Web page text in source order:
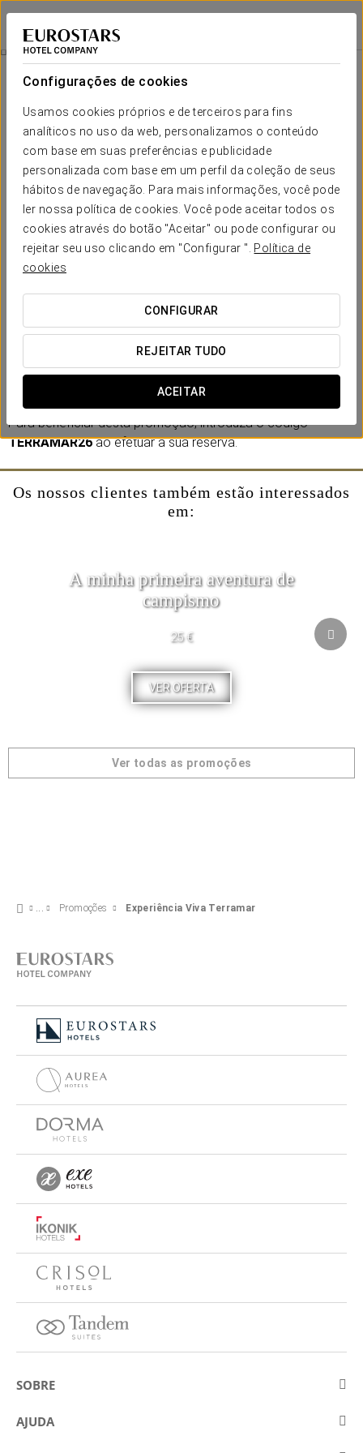
Configurações de cookies
Usamos cookies próprios e de terceiros para fins
analíticos no uso da web, personalizamos o conteúdo
com base em suas preferências e publicidade
personalizada com base em um perfil da coleção de seus
hábitos de navegação. Para mais informações, você pode
ler nossa política de cookies. Você pode aceitar todos os
cookies através do botão "Aceitar" ou pode configurar ou
rejeitar seu uso clicando em "Configurar ". Política de
cookies
CONFIGURAR
REJEITAR TUDO
ACEITAR
Eurostars Sitges
BARCELONA - SITGES
Experiência Viva Terramar
20% de desconto na sua estadia
Experiência Viva Terramar
De 31 de julho a 12 de agosto, viva a nova edição do
Festival Terramar hospedando-se no Eurostars Sitges e
aproveite um desconto de 20% na sua estadia. A
oportunidade perfeita para desfrutar do festival com o
Para beneficiar desta promoção, introduza o código
TERRAMAR26ao efetuar a sua reserva.
Os nossos clientes também estão interessados
em:
A minha primeira aventura de
campismo
25 €
VER OFERTA
Ver todas as promoções
Promoções Experiência Viva Terramar
SOBRE
Sobre a Eurostars Hotel Company
AJUDA